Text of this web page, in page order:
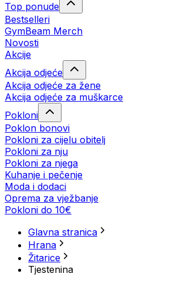
Top ponude
Bestselleri
GymBeam Merch
Novosti
Akcije
Akcija odjeće
Akcija odjeće za žene
Akcija odjeće za muškarce
Pokloni
Poklon bonovi
Pokloni za cijelu obitelj
Pokloni za nju
Pokloni za njega
Kuhanje i pečenje
Moda i dodaci
Oprema za vježbanje
Pokloni do 10€
Glavna stranica
Hrana
Žitarice
Tjestenina